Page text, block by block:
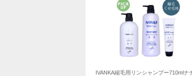
IVANKA縮毛用リンシャンプー710mlナ